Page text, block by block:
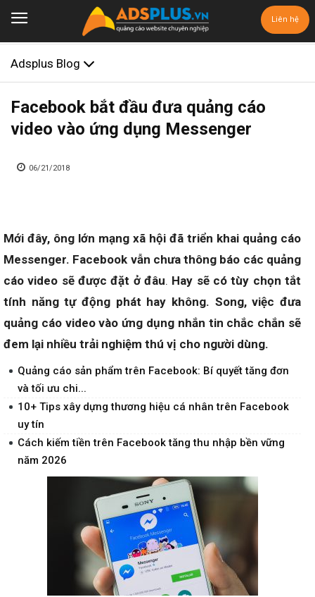
Liên hệ
Adsplus Blog
Facebook bắt đầu đưa quảng cáo
video vào ứng dụng Messenger
06/21/2018
Mới đây, ông lớn mạng xã hội đã triển khai quảng cáo
Messenger. Facebook vẫn chưa thông báo các quảng
cáo video sẽ được đặt ở đâu. Hay sẽ có tùy chọn tắt
tính năng tự động phát hay không. Song, việc đưa
quảng cáo video vào ứng dụng nhắn tin chắc chắn sẽ
đem lại nhiều trải nghiệm thú vị cho người dùng.
Quảng cáo sản phẩm trên Facebook: Bí quyết tăng đơn
và tối ưu chi...
10+ Tips xây dựng thương hiệu cá nhân trên Facebook
uy tín
Cách kiếm tiền trên Facebook tăng thu nhập bền vững
năm 2026